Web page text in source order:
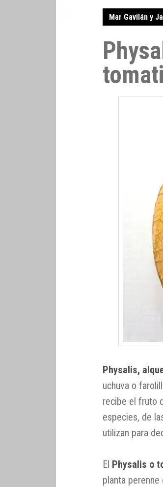
Mar Gavilán y
Physalis,
uchuva o
recibe el fruto
especies, de
utilizan para
El Physalis o
planta